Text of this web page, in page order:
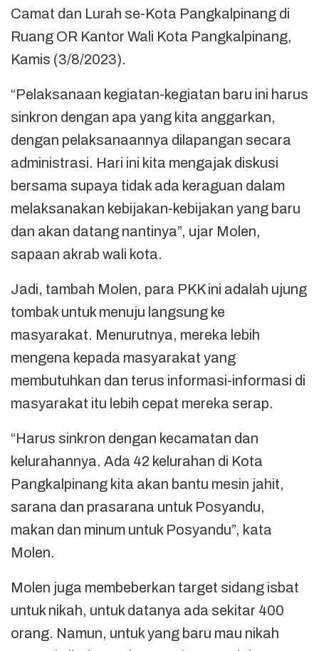
Camat dan Lurah se-Kota Pangkalpinang di
Ruang OR Kantor Wali Kota Pangkalpinang,
Kamis (3/8/2023).
“Pelaksanaan kegiatan-kegiatan baru ini harus
sinkron dengan apa yang kita anggarkan,
dengan pelaksanaannya dilapangan secara
administrasi. Hari ini kita mengajak diskusi
bersama supaya tidak ada keraguan dalam
melaksanakan kebijakan-kebijakan yang baru
dan akan datang nantinya”, ujar Molen,
sapaan akrab wali kota.
Jadi, tambah Molen, para PKK ini adalah ujung
tombak untuk menuju langsung ke
masyarakat. Menurutnya, mereka lebih
mengena kepada masyarakat yang
membutuhkan dan terus informasi-informasi di
masyarakat itu lebih cepat mereka serap.
“Harus sinkron dengan kecamatan dan
kelurahannya. Ada 42 kelurahan di Kota
Pangkalpinang kita akan bantu mesin jahit,
sarana dan prasarana untuk Posyandu,
makan dan minum untuk Posyandu”, kata
Molen.
Molen juga membeberkan target sidang isbat
untuk nikah, untuk datanya ada sekitar 400
orang. Namun, untuk yang baru mau nikah